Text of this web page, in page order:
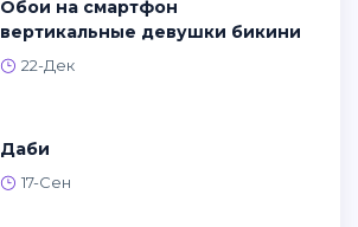
Обои на смартфон
вертикальные девушки бикини
22-Дек
Даби
17-Сен